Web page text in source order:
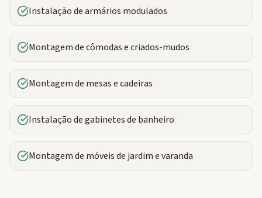
Instalação de armários modulados
Montagem de cômodas e criados-mudos
Montagem de mesas e cadeiras
Instalação de gabinetes de banheiro
Montagem de móveis de jardim e varanda